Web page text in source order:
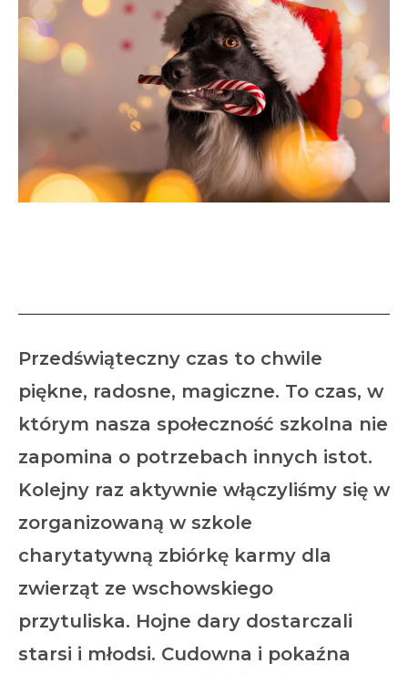
Przedświąteczny czas to chwile
piękne, radosne, magiczne. To czas, w
którym nasza społeczność szkolna nie
zapomina o potrzebach innych istot.
Kolejny raz aktywnie włączyliśmy się w
zorganizowaną w szkole
charytatywną zbiórkę karmy dla
zwierząt ze wschowskiego
przytuliska. Hojne dary dostarczali
starsi i młodsi. Cudowna i pokaźna